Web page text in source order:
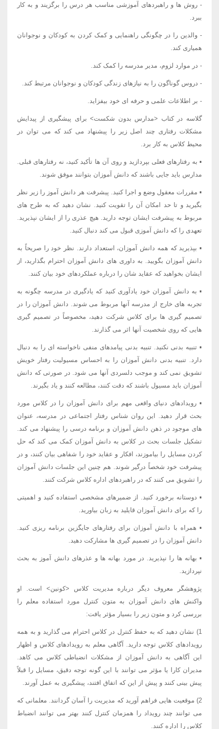
- روش ها و راهبردهای آموزشی مناسب هر درس را برگزیند و به کار
ببرد.
- والدین را در چگونگی راهنمایی و کمک کردن به کودکان و نوجوانان
همیاری کند.
- در موارد لزوم، مدیر مدرسه را کمک کند.
- دروس گوناگون را به نیازهای زندگی کودکان و نوجوانان مرتبط کند.
- بر اطلاعات علمی و حرفه ای خود بیفزاید.
گلاسه در کتاب <مدارس بدون شکست> برای پیشگیری از پیدایش
مشکلات رفتاری چند اصل زیر را پیشنهاد می کند که می توان در
محیط کلاس به کار برد.
▪ به رفتارهای فعلی بپردازید و روی آن ها تأکید کنید، نه رفتارهای قبلی.
مدارس باید جایی باشند که دانش آموزان بتوانند موفق شوند.
▪ مقررات معقول وضع و اجرا کنید. پیشرفت هر دانش آموز را زیر نظر
بگیرید و تا حد امکان آن را تقویت کنید. نشان دهید که به طرح های
مربوط به پیشرفت ایشان توجه دارید. هیچ عذری را از ایشان نپذیرید.
تعهدی را که دانش آموزی قبول می کند دنبال کنید.
▪ بپذیرید که همه دانش آموزان، استعداد دارند. نظر خود را صریحاً به
دانش آموزان بگویید. به داوری های دانش آموزان احترام بگذارید، از
ایشان بخواهید که عقاید شان را درباره عملکردهای خود بیان کنند.
▪ به دانش آموزان خود یادآوری کنید که یادگیری در مدرسه چگونه به
تجربه های خارج از مدرسه آنها مربوط می شوند. دانش آموزان را در
تصمیم گیری ها برای کلاس شرکت دهید، مخصوصاً در تصمیم گیری
هایی که روی شخصیت آنها اثر می گذارند.
▪ تنبیه بدنی نکنید. تنبیه بدنی پیامدهای منفی ناخواسته ای را به دنبال
دارد. تنبیه بدنی دانش آموزان را به احساس مسیولیت رفتار خویش
تشویق نمی کند و موجب دلسردی آنها می شود. در صورتی که دانش
آموزان باید مسیول باشند که دقت کنند، مطالعه کنند و یاد بگیرند.
▪ رویدادهای دنیای واقعی مهم برای دانش آموزان را در کلاس مورد
بحث قرار دهید. این روان شناس رفتار اجتماعی در مدرسه، عنوان
های موجود در ذهن دانش آموزان و برنامه درسی را پیشنهاد می کند.
تشکیل جلسات بحث در کلاس به دانش آموزان کمک می کند که حل
کردن مسایل را بیاموزند، افکار و عقاید خود را شفاهی بیان کنند، و در
پیشرفت خود شخصاً درگیر شوند. هم چنین این جلسات دانش آموزان
را تشویق می کنند که در راهبردهای اداره کلاس شرکت کنند.
▪ دوستانه برخورد کنید. از ضمیرهای مشخصی استفاده کنید و اهمیتی
را که برای دانش آموزان قایلید به زبان بیاورید.
▪ همراه با دانش آموزان برای رفتارهای جایگزین برنامه ریزی کنید.
دانش آموزان را در تصمیم گیری ها مشارکت دهید.
▪ بهانه ها را نپذیرید. در مورد بهانه ها و عذرهای دانش آموز به بحث
نپردازید.
پژوهشگر معروف دیگر درباره مدیریت کلاس <کونین> است. او
واکنش های دانش آموزان به متون کنترل مورد استفاده معلم را
بررسی کرد و متون زیر را بسیار مؤثر یافت:
1) نشان دهید که به حفظ کنترل در کلاس احترام می گذارید و به همه
رویدادهای کلاس توجه دارید. آگاهی معلم به رویدادهای کلاس و اظهار
این آگاهی به دانش آموزان از مشکلات انضباطی کلاس می کاهد.
مدیران کارا یا مؤثر می توانند با این گونه توجه دقیق، مسایل را قبلاً
پیش بینی کنند و پیش از این که اتفاق افتند، پیشگیری به عمل آورند.
2) موقعیت هایی فراهم آورید که مدیریت را آسان گردانند. معلمانی که
می توانند چند رویداد را همزمان کنترل کنند بهتر می توانند انضباط
کلاس را اداره کنند.